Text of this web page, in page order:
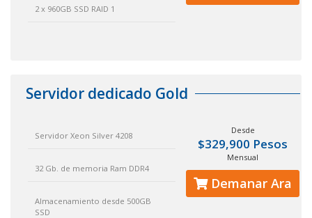
2 x 960GB SSD RAID 1
Servidor dedicado Gold
Servidor Xeon Silver 4208
32 Gb. de memoria Ram DDR4
Almacenamiento desde 500GB
SSD
Desde
$329,900 Pesos
Mensual
Demanar Ara